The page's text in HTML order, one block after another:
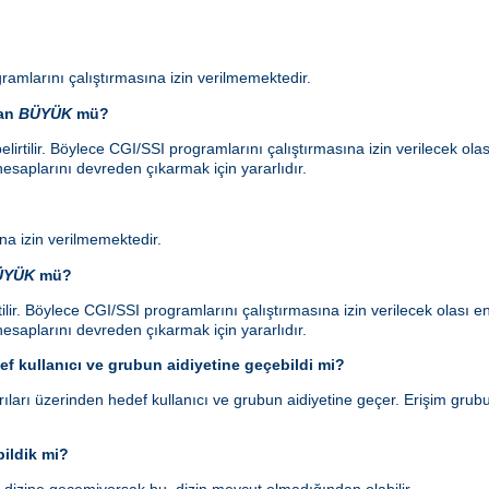
çalıştırmasına izin verilmemektedir.
BÜYÜKmü?
Böylece CGI/SSI programlarını çalıştırmasına izin verilecek
devreden çıkarmak için yararlıdır.
izin verilmemektedir.
mü?
Böylece CGI/SSI programlarını çalıştırmasına izin verilecek olası
devreden çıkarmak için yararlıdır.
kullanıcı ve grubun aidiyetine geçebildi mi?
üzerinden hedef kullanıcı ve grubun aidiyetine geçer. Erişim
mi?